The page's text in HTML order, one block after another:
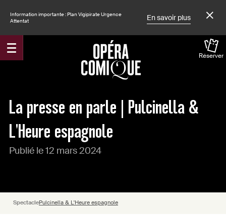
Information importante : Plan Vigipirate Urgence
Attentat
En savoir plus
Réserver
La presse en parle | Pulcinella &
L'Heure espagnole
Publié le 12 mars 2024
SpectaclePulcinella & L'Heure espagnole